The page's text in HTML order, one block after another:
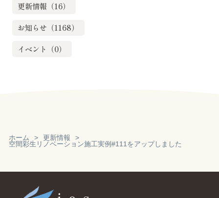
更新情報（16）
お知らせ（1168）
イベント（0）
ホーム
更新情報
空間彩生リノベーション施工実例#111をアップしました
Reservation
見積り・無料相